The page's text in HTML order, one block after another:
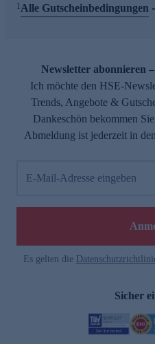
1 Alle Gutscheinbedingungen
Newsletter abonnieren
Ich möchte den HSE-
Trends, Angebote &
Dankeschön bekommen
Abmeldung ist jederzeit in
E-Mail-Adresse eingeben
Es gelten die
Sicher